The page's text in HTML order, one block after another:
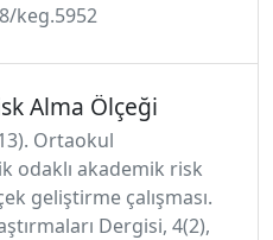
keg.5952
Alma Ölçeği
Ortaokul
odaklı akademik risk
geliştirme çalışması.
Dergisi, 4(2),